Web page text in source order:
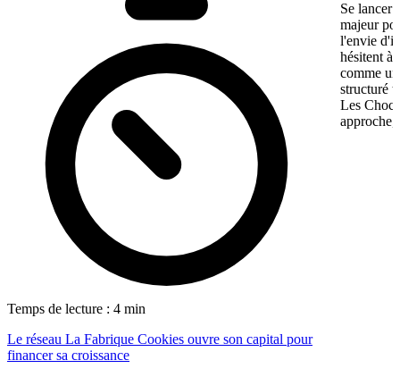
Temps de lecture : 4 min
Le réseau La Fabrique Cookies ouvre son capital pour
financer sa croissance
Se lancer
majeur
l'envie
hésitent à
comme
structuré
Les
approche,